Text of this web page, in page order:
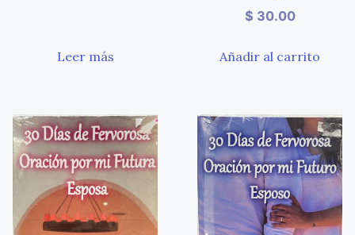
Leer más
$ 30.00
Añadir al carrito